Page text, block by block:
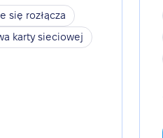
się rozłącza
karty sieciowej